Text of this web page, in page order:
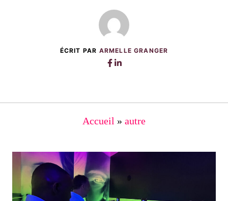
ÉCRIT PAR ARMELLE GRANGER
Accueil » autre